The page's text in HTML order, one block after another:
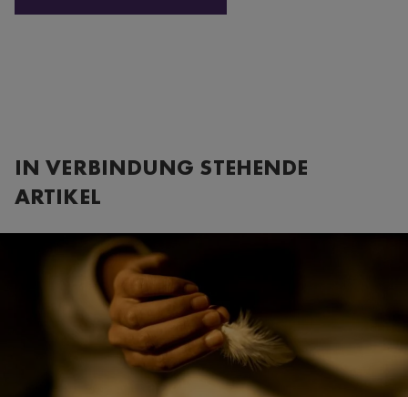
IN VERBINDUNG STEHENDE
ARTIKEL